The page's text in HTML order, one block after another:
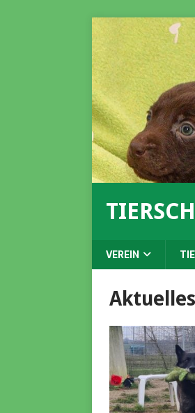
VEREIN
Aktuelles